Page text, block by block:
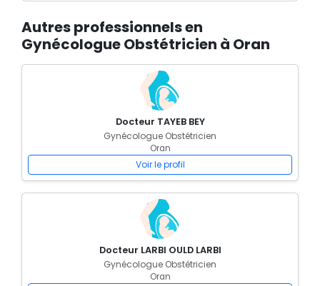
Autres professionnels en
Gynécologue Obstétricien à Oran
Docteur TAYEB BEY
Gynécologue Obstétricien
Oran
Voir le profil
Docteur LARBI OULD LARBI
Gynécologue Obstétricien
Oran